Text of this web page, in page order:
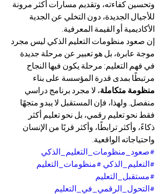
وتحسين كفاءته، وتقديم مسارات أكثر مرونة
للأجيال الجديدة، دون التخلي عن الجدية
الأكاديمية أو القيمة المعرفية.
إن صعود منظومات التعليم الذكي ليس مجرد
موجة عابرة، بل هو تعبير عن مرحلة جديدة
في فهم التعليم: مرحلة يكون فيها النجاح
مرتبطًا بمدى قدرة المؤسسة على بناء
منظومة متكاملة، لا مجرد برنامج دراسي
منفصل. ولهذا، فإن المستقبل لا يبدو متجهًا
فقط نحو تعليم رقمي، بل نحو تعليم أكثر
ذكاءً، وأكثر ترابطًا، وأكثر قربًا من الإنسان
واحتياجاته الواقعية.
#صعود_منظومات_التعليم_الذكي
#التعليم_الذكي #منظومات_التعليم
#مستقبل_التعليم
#التحول_الرقمي_في_التعليم